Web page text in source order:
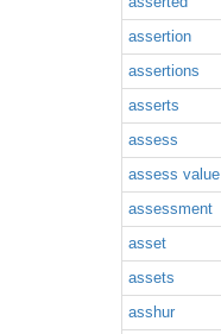
assertion
assertions
asserts
assess
assess value
assessment
asset
assets
asshur